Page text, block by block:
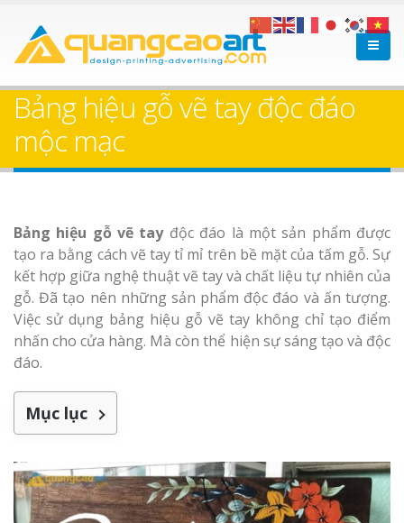
Bảng hiệu gỗ vẽ tay độc đáo
mộc mạc
Bảng hiệu gỗ vẽ tay độc đáo là một sản phẩm được
tạo ra bằng cách vẽ tay tỉ mỉ trên bề mặt của tấm gỗ. Sự
kết hợp giữa nghệ thuật vẽ tay và chất liệu tự nhiên của
gỗ. Đã tạo nên những sản phẩm độc đáo và ấn tượng.
Việc sử dụng bảng hiệu gỗ vẽ tay không chỉ tạo điểm
nhấn cho cửa hàng. Mà còn thể hiện sự sáng tạo và độc
đáo.
Mục lục